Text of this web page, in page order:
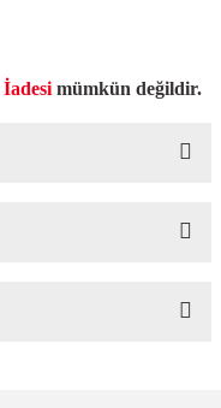
İadesi mümkün değildir.